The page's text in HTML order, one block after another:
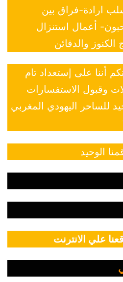
ارادة-فراق بين
أعمال استنزال
والدفائن
أننا على إستعداد تام
وقبول الاستفسارات
للساحر اليهودي المغربي
الوحيد
علي الانترنت